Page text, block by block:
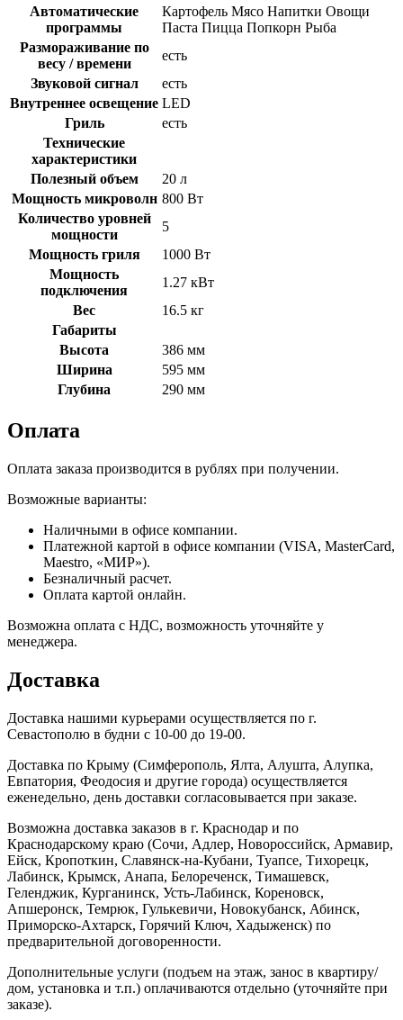
Автоматические
программы
Картофель Мясо Напитки Овощи
Паста Пицца Попкорн Рыба
Размораживание по
весу / времени
есть
Звуковой сигнал
есть
Внутреннее освещение LED
Гриль
есть
Технические
характеристики
Полезный объем
20 л
Мощность микроволн 800 Вт
Количество уровней
мощности
5
Мощность гриля
1000 Вт
Мощность
подключения
1.27 кВт
Вес
16.5 кг
Габариты
Высота
386 мм
Ширина
595 мм
Глубина
290 мм
Оплата
Оплата заказа производится в рублях при получении.
Возможные варианты:
Наличными в офисе компании.
Платежной картой в офисе компании (VISA, MasterCard,
Maestro, «МИР»).
Безналичный расчет.
Оплата картой онлайн.
Возможна оплата с НДС, возможность уточняйте у
менеджера.
Доставка
Доставка нашими курьерами осуществляется по г.
Севастополю в будни с 10-00 до 19-00.
Доставка по Крыму (Симферополь, Ялта, Алушта, Алупка,
Евпатория, Феодосия и другие города) осуществляется
еженедельно, день доставки согласовывается при заказе.
Возможна доставка заказов в г. Краснодар и по
Краснодарскому краю (Сочи, Адлер, Новороссийск, Армавир,
Ейск, Кропоткин, Славянск-на-Кубани, Туапсе, Тихорецк,
Лабинск, Крымск, Анапа, Белореченск, Тимашевск,
Геленджик, Курганинск, Усть-Лабинск, Кореновск,
Апшеронск, Темрюк, Гулькевичи, Новокубанск, Абинск,
Приморско-Ахтарск, Горячий Ключ, Хадыженск) по
предварительной договоренности.
Дополнительные услуги (подъем на этаж, занос в квартиру/
дом, установка и т.п.) оплачиваются отдельно (уточняйте при
заказе).